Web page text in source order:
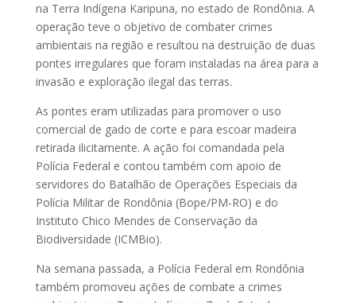
na Terra Indígena Karipuna, no estado de Rondônia. A
operação teve o objetivo de combater crimes
ambientais na região e resultou na destruição de duas
pontes irregulares que foram instaladas na área para a
invasão e exploração ilegal das terras.
As pontes eram utilizadas para promover o uso
comercial de gado de corte e para escoar madeira
retirada ilicitamente. A ação foi comandada pela
Polícia Federal e contou também com apoio de
servidores do Batalhão de Operações Especiais da
Polícia Militar de Rondônia (Bope/PM-RO) e do
Instituto Chico Mendes de Conservação da
Biodiversidade (ICMBio).
Na semana passada, a Polícia Federal em Rondônia
também promoveu ações de combate a crimes